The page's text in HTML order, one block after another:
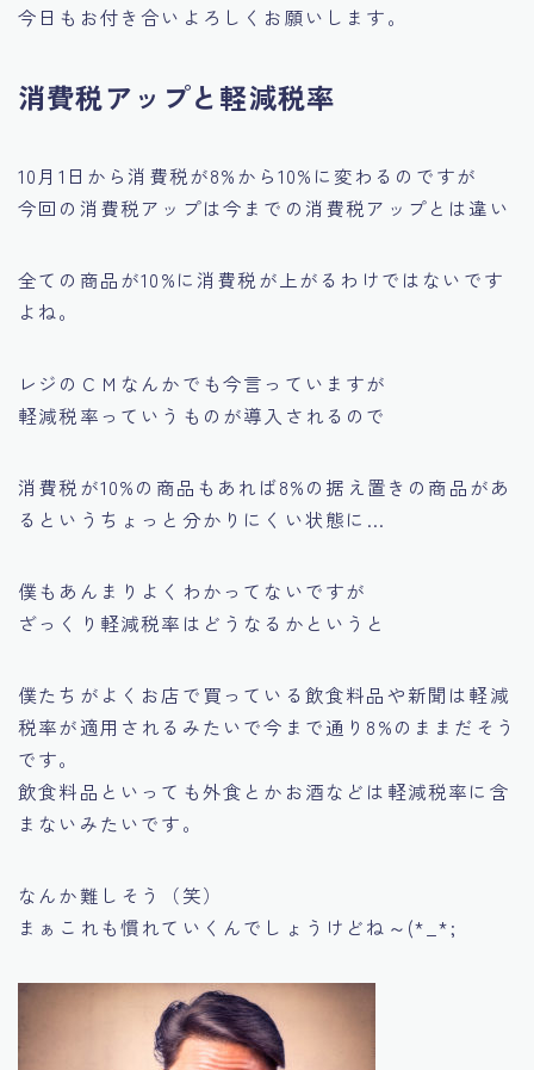
今日もお付き合いよろしくお願いします。
消費税アップと軽減税率
10月1日から消費税が8%から10%に変わるのですが
今回の消費税アップは今までの消費税アップとは違い
全ての商品が10%に消費税が上がるわけではないです
よね。
レジのＣＭなんかでも今言っていますが
軽減税率 っていうものが導入されるので
消費税が10%の商品もあれば8%の据え置きの商品があ
るというちょっと分かりにくい状態に…
僕もあんまりよくわかってないですが
ざっくり軽減税率はどうなるかというと
僕たちがよくお店で買っている飲食料品や新聞は軽減
税率が適用される みたいで今まで通り8%のままだそう
です。
飲食料品といっても外食とかお酒などは軽減税率に含
まないみたいです。
なんか難しそう（笑）
まぁこれも慣れていくんでしょうけどね～(*_*;